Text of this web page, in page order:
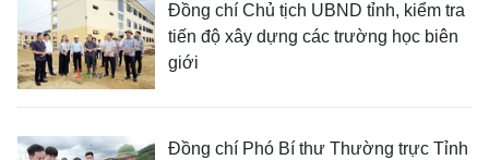
Đồng chí Chủ tịch UBND tỉnh, kiểm tra
tiến độ xây dựng các trường học biên
giới
Đồng chí Phó Bí thư Thường trực Tỉnh